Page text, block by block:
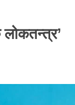
लोकतन्त्र’